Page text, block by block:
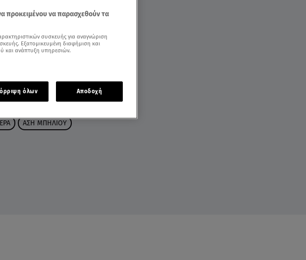
ΑΣΗ ΜΠΗΛΙΟΥ
προκειμένου να παρασχεθούν τα
συσκευής για αναγνώριση
Εξατομικευμένη διαφήμιση και
και ανάπτυξη υπηρεσιών.
όλων Αποδοχή